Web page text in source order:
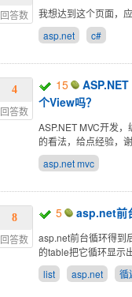
回答数
我想达到这个页面，
asp.net
c#
4
回答数
15
个View吗？
ASP.NET MVC开发
的看法，给点经验，
asp.net mvc
8
回答数
5 asp.net前
asp.net前台循环得到
的table把它循环显示
list
asp.net 循